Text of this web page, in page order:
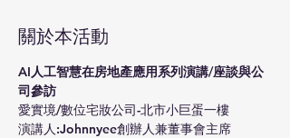
關於本活動
AI人工智慧在房地產應用系列演講/座談與公
司參訪
愛實境/數位宅妝公司-北市小巨蛋一樓
演講人:Johnnyee創辦人兼董事會主席